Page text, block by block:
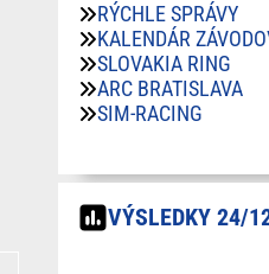
RÝCHLE SPRÁVY
KALENDÁR
SLOVAKIA RING
ARC BRATISLAVA
SIM-RACING
VÝSLEDKY 24/